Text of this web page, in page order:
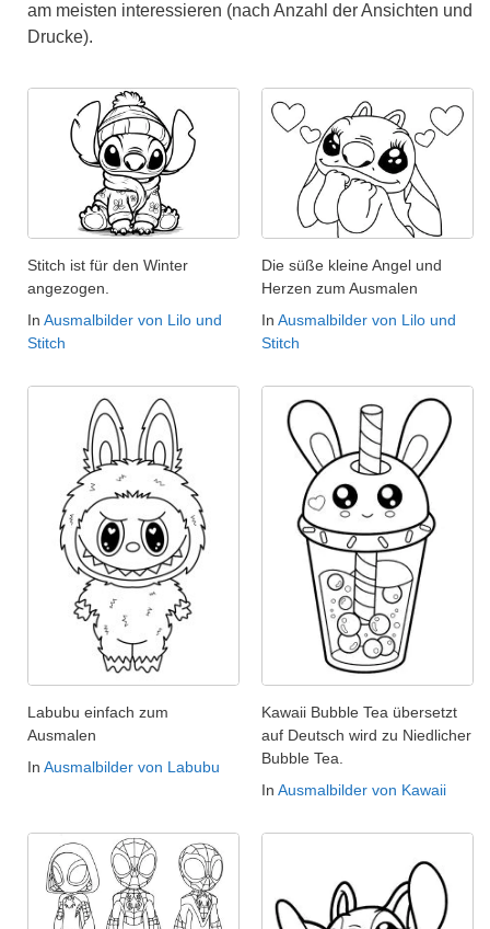
am meisten interessieren (nach Anzahl der Ansichten und
Drucke).
Stitch ist für den Winter
angezogen.
In Ausmalbilder von Lilo und
Stitch
Die süße kleine Angel und
Herzen zum Ausmalen
In Ausmalbilder von Lilo und
Stitch
Labubu einfach zum
Ausmalen
In Ausmalbilder von Labubu
Kawaii Bubble Tea übersetzt
auf Deutsch wird zu Niedlicher
Bubble Tea.
In Ausmalbilder von Kawaii